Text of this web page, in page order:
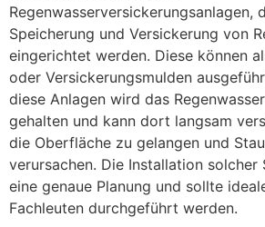
Regenwasserversickerungsanlagen,
Speicherung und Versickerung von
eingerichtet werden. Diese können
oder Versickerungsmulden
diese Anlagen wird das
gehalten und kann dort langsam
die Oberfläche zu gelangen und
verursachen. Die Installation
eine genaue Planung und sollte
Fachleuten durchgeführt werden.